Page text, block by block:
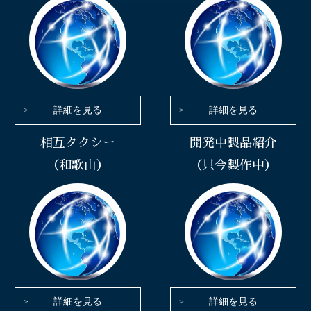
詳細を見る 詳細を見る
相互タクシー
（和歌山）
詳細を見る
開発中製品紹介
（只今製作中）
詳細を見る